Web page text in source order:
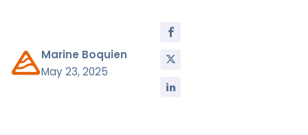
Marine Boquien
May 23, 2025